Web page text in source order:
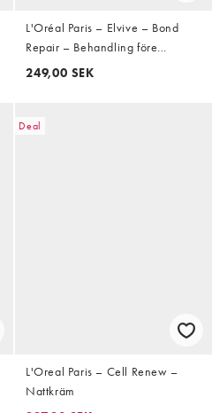
L'Oréal Paris – Elvive – Bond
Repair – Behandling före
schampo, 200ml
249,00 SEK
Deal
L'Oreal Paris – Cell Renew –
Nattkräm